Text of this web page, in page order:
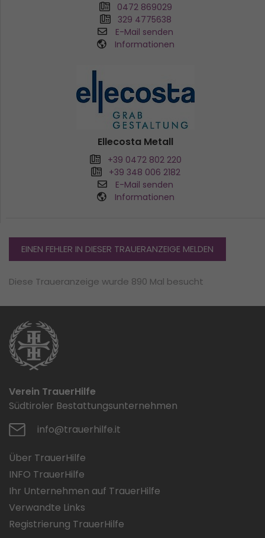
0472 869029
329 4775638
E-Mail senden
Informationen
Ellecosta Metall
+39 0472 802 220
+39 348 006 2182
E-Mail senden
Informationen
EINEN FEHLER IN DIESER TRAUERANZEIGE MELDEN
Diese Traueranzeige wurde 890 Mal besucht
Verein TrauerHilfe
Südtiroler Bestattungsunternehmen
info@trauerhilfe.it
Über TrauerHilfe
INFO TrauerHilfe
Ihr Unternehmen auf TrauerHilfe
Verwandte Links
Registrierung TrauerHilfe